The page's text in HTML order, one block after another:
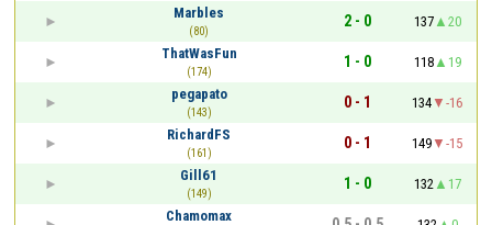
Marbles
(80)
2 - 0 137
20
ThatWasFun
(174)
1 - 0 118
19
pegapato
(143)
0 - 1 134
-16
RichardFS
(161)
0 - 1 149
-15
Gill61
(149)
1 - 0 132
17
Chamomax